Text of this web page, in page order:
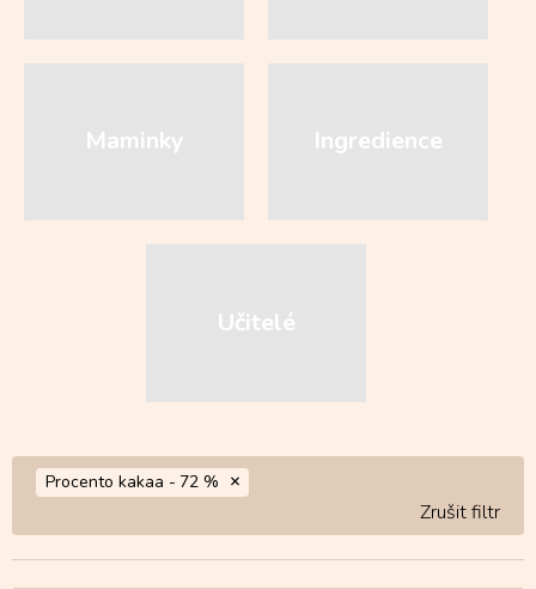
Maminky Ingredience
Učitelé
Procento kakaa - 72 %